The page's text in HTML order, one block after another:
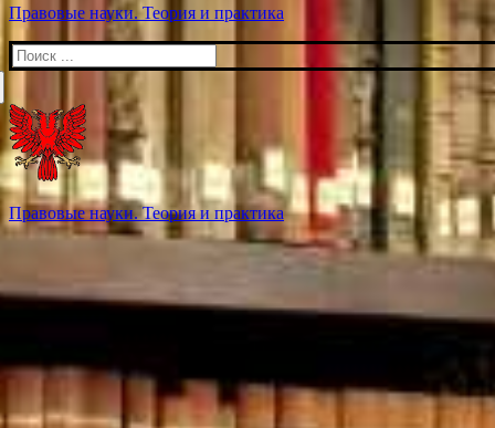
Правовые науки. Теория и практика
Искать:
Правовые науки. Теория и практика